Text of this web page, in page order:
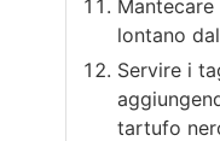
lontano
Servire i
tartufo